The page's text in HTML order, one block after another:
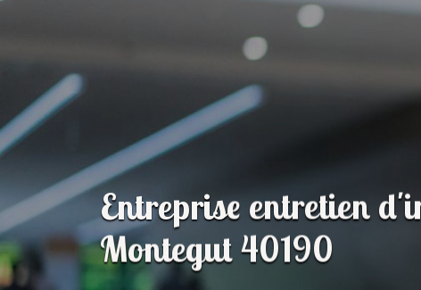
Entreprise entretien
Montegut 40190